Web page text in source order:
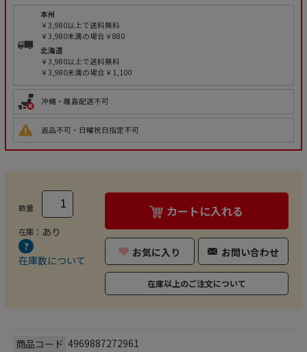
本州
￥3,980以上で送料無料
￥3,980未満の場合￥880
北海道
￥3,980以上で送料無料
￥3,980未満の場合￥1,100
沖縄・離島配送不可
返品不可・日曜祝日指定不可
数量
在庫： あり
在庫数について
カートに入れる
お気に入り お問い合わせ
在庫以上のご注文について
商品コード 4969887272961